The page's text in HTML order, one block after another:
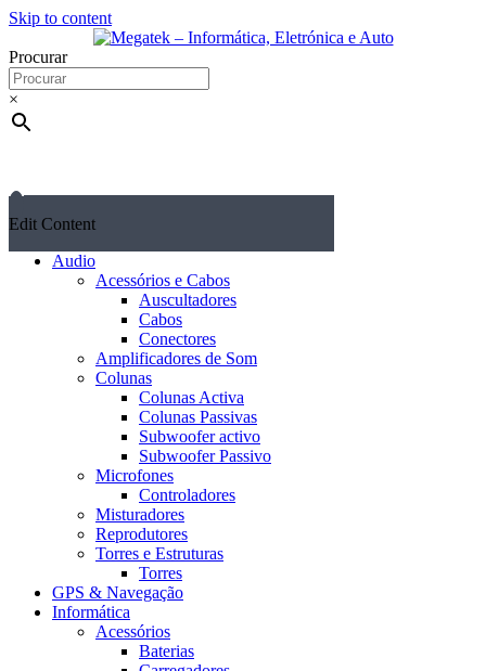
Skip to content
Procurar
×
Edit Content
Audio
Acessórios e Cabos
Auscultadores
Cabos
Conectores
Amplificadores de Som
Colunas
Colunas Activa
Colunas Passivas
Subwoofer activo
Subwoofer Passivo
Microfones
Controladores
Misturadores
Reprodutores
Torres e Estruturas
Torres
GPS & Navegação
Informática
Acessórios
Baterias